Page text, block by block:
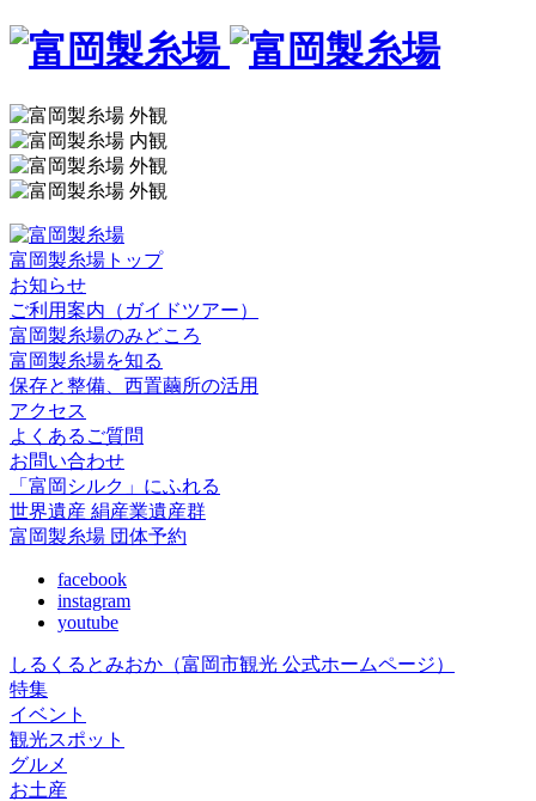
富岡製糸場トップ
お知らせ
ご利用案内（ガイドツアー）
富岡製糸場のみどころ
富岡製糸場を知る
保存と整備、西置繭所の活用
アクセス
よくあるご質問
お問い合わせ
「富岡シルク」にふれる
世界遺産 絹産業遺産群
富岡製糸場 団体予約
facebook
instagram
youtube
しるくるとみおか （富岡市観光 公式ホームページ）
特集
イベント
観光スポット
グルメ
お土産